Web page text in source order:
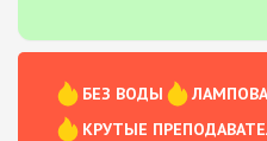
БЕЗ ВОДЫ
КРУТЫЕ